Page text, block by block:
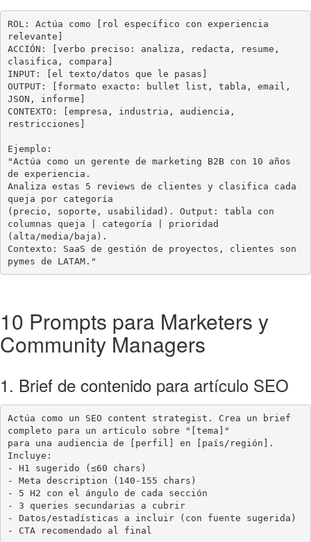
ROL: Actúa como [rol específico con experiencia
relevante]
ACCIÓN: [verbo preciso: analiza, redacta, resume,
clasifica, compara]
INPUT: [el texto/datos que le pasas]
OUTPUT: [formato exacto: bullet list, tabla, email,
JSON, informe]
CONTEXTO: [empresa, industria, audiencia,
restricciones]
Ejemplo:
"Actúa como un gerente de marketing B2B con 10 años
de experiencia.
Analiza estas 5 reviews de clientes y clasifica cada
queja por categoría
(precio, soporte, usabilidad). Output: tabla con
columnas queja | categoría | prioridad
(alta/media/baja).
Contexto: SaaS de gestión de proyectos, clientes son
pymes de LATAM."
10 Prompts para Marketers y
Community Managers
1. Brief de contenido para artículo SEO
Actúa como un SEO content strategist. Crea un brief
completo para un artículo sobre "[tema]"
para una audiencia de [perfil] en [país/región].
Incluye:
- H1 sugerido (≤60 chars)
- Meta description (140-155 chars)
- 5 H2 con el ángulo de cada sección
- 3 queries secundarias a cubrir
- Datos/estadísticas a incluir (con fuente sugerida)
- CTA recomendado al final